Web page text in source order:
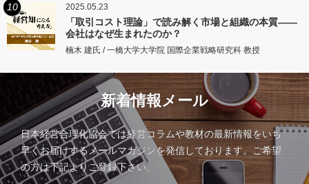
10 2025.05.23
「取引コスト理論」で読み解く市場と組織の本質――
会社はなぜ生まれたのか？
楠木 建氏 / 一橋大学大学院 国際企業戦略研究科 教授
新着情報メール
日本経営合理化協会では経営コラムや教材の最新情報をいち
早くお届けするメールマガジンを発信しております。ご希望
の方は下記よりご登録下さい。